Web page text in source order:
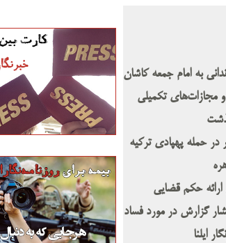
به امام جمعه کاشان
تکمیلی
حمله پهپادی ترکیه
ارائه حکم قضایی
گزارش در مورد فساد
ایلنا